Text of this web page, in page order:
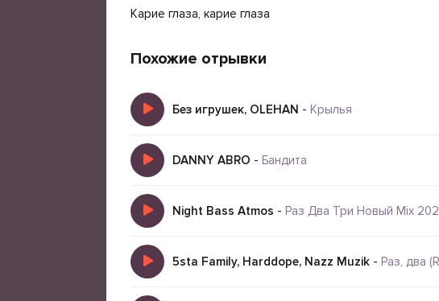
Карие глаза, карие глаза
Похожие отрывки
Без игрушек, OLEHAN - Крылья
DANNY ABRO - Бандита
Night Bass Atmos - Раз Два Три Новый Mix
5sta Family, Harddope, Nazz Muzik - Раз, два